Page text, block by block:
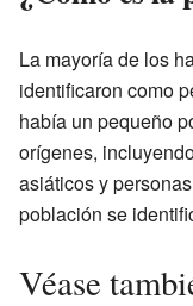
La mayoría de los
identificaron como
había un pequeño
orígenes,
asiáticos y
población se
Véase